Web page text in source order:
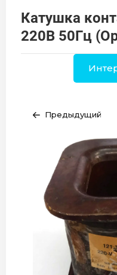
Катушка
220В 50Гц
Предыдущий